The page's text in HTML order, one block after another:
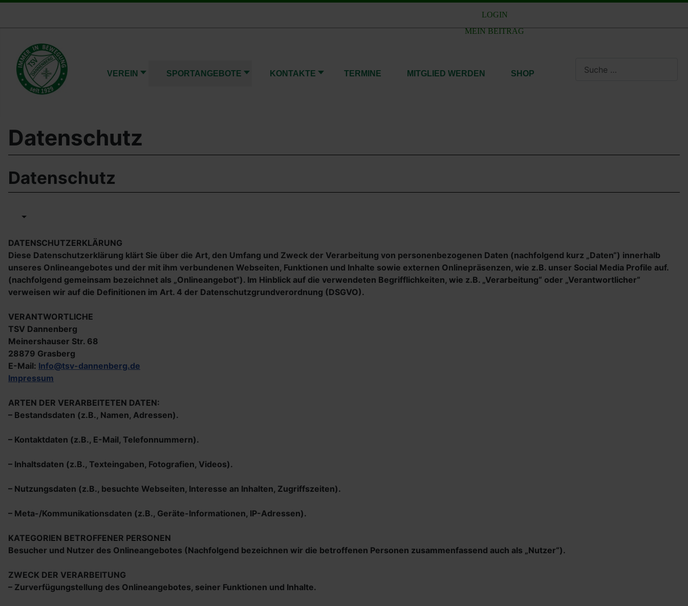
LOGIN
MEIN BEITRAG
VEREIN SPORTANGEBOTE KONTAKTE TERMINE MITGLIED WERDEN SHOP
Datenschutz
Datenschutz
DATENSCHUTZERKLÄRUNG
Diese Datenschutzerklärung klärt Sie über die Art, den Umfang und Zweck der Verarbeitung von personenbezogenen Daten (nachfolgend kurz „Daten“) innerhalb
unseres Onlineangebotes und der mit ihm verbundenen Webseiten, Funktionen und Inhalte sowie externen Onlinepräsenzen, wie z.B. unser Social Media Profile auf.
(nachfolgend gemeinsam bezeichnet als „Onlineangebot“). Im Hinblick auf die verwendeten Begrifflichkeiten, wie z.B. „Verarbeitung“ oder „Verantwortlicher“
verweisen wir auf die Definitionen im Art. 4 der Datenschutzgrundverordnung (DSGVO).
VERANTWORTLICHE
TSV Dannenberg
Meinershauser Str. 68
28879 Grasberg
E-Mail: Info@tsv-dannenberg.de
Impressum
ARTEN DER VERARBEITETEN DATEN:
– Bestandsdaten (z.B., Namen, Adressen).
– Kontaktdaten (z.B., E-Mail, Telefonnummern).
– Inhaltsdaten (z.B., Texteingaben, Fotografien, Videos).
– Nutzungsdaten (z.B., besuchte Webseiten, Interesse an Inhalten, Zugriffszeiten).
– Meta-/Kommunikationsdaten (z.B., Geräte-Informationen, IP-Adressen).
KATEGORIEN BETROFFENER PERSONEN
Besucher und Nutzer des Onlineangebotes (Nachfolgend bezeichnen wir die betroffenen Personen zusammenfassend auch als „Nutzer“).
ZWECK DER VERARBEITUNG
– Zurverfügungstellung des Onlineangebotes, seiner Funktionen und Inhalte.